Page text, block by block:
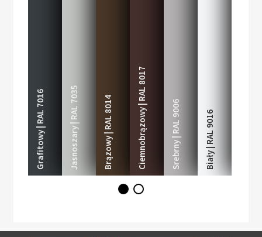
Grafitowy | RAL 7016 Jasnoszary | RAL 7035 Brązowy | RAL 8014 Ciemnobrązowy | RAL 8017 Srebrny | RAL 9006 Biały | RAL 9016